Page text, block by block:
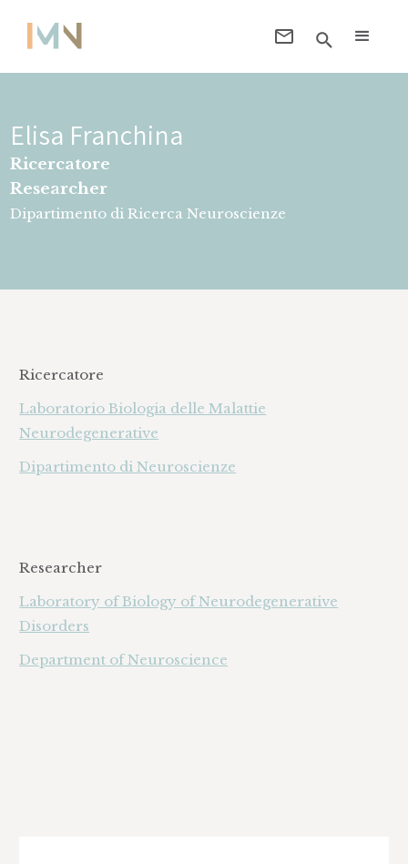
Elisa Franchina
Ricercatore
Researcher
Dipartimento di Ricerca Neuroscienze
Ricercatore
Laboratorio Biologia delle Malattie
Neurodegenerative
Dipartimento di Neuroscienze
Researcher
Laboratory of Biology of Neurodegenerative
Disorders
Department of Neuroscience